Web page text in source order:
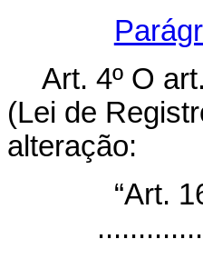
Art. 4º O
(Lei de
alteração:
“Art.